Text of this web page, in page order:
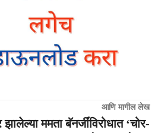
आणि मागील लेख
ममता बॅनर्जींविरोधात ‘चोर-